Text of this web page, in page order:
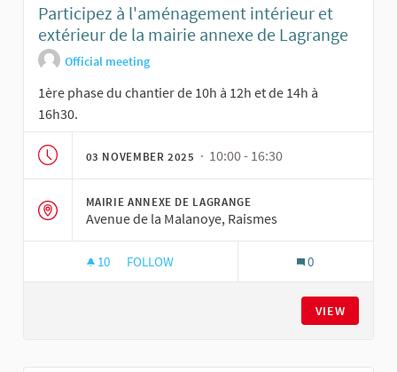
Participez à l'aménagement intérieur et
extérieur de la mairie annexe de Lagrange
Official meeting
1ère phase du chantier de 10h à 12h et de 14h à
16h30.
03 NOVEMBER 2025 · 10:00 - 16:30
MAIRIE ANNEXE DE LAGRANGE
Avenue de la Malanoye, Raismes
10 10 FOLLOWERS
FOLLOW 0
VIEW